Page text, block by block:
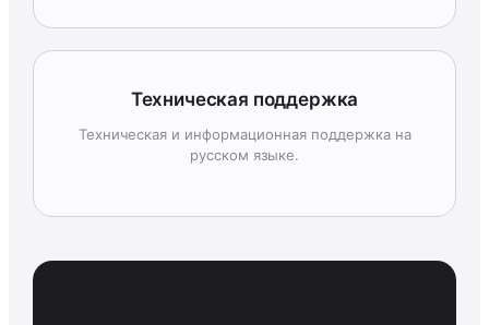
Техническая поддержка
Техническая и информационная поддержка на
русском языке.